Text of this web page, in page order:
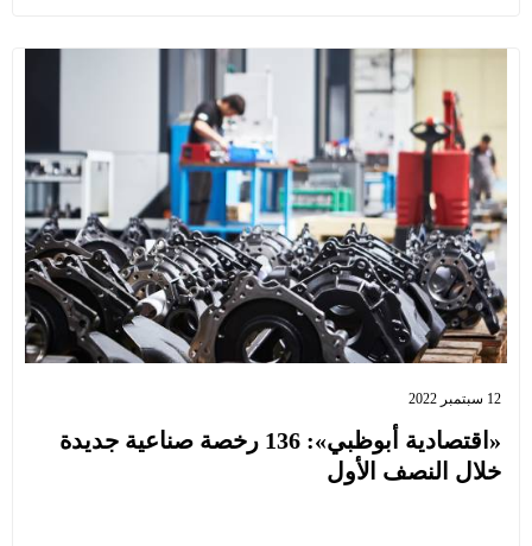
12 سبتمبر 2022
«اقتصادية أبوظبي»: 136 رخصة صناعية جديدة
خلال النصف الأول